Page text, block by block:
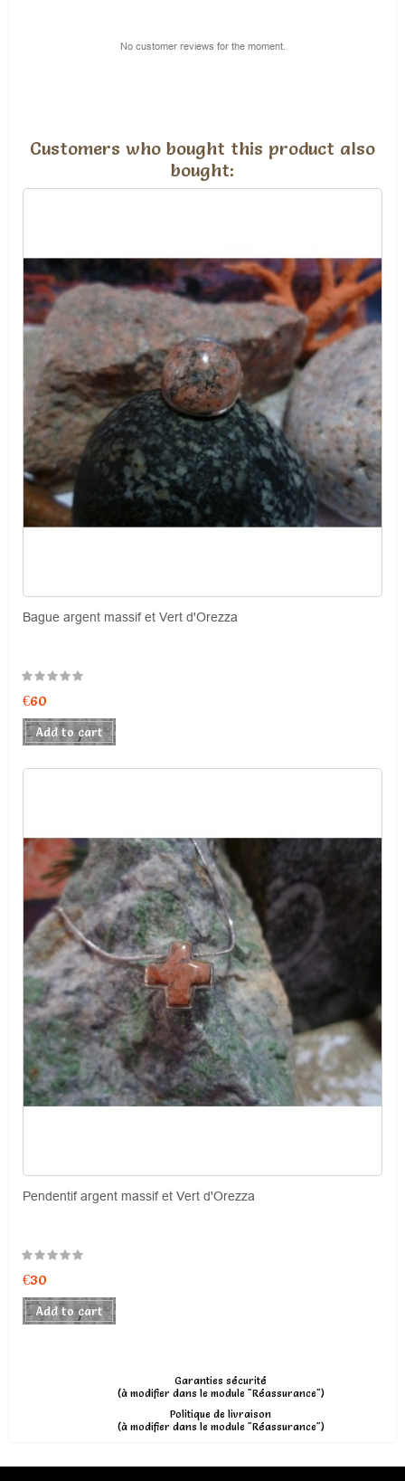
No customer reviews for the moment.
Customers who bought this product also
bought:
Bague argent massif et Vert d'Orezza
€60
Add to cart
Pendentif argent massif et Vert d'Orezza
€30
Add to cart
Garanties sécurité
(à modifier dans le module "Réassurance")
Politique de livraison
(à modifier dans le module "Réassurance")